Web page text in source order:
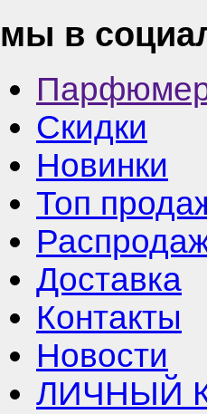
мы в
Скидки
Новинки
Топ
Доставка
Контакты
Новости
ЛИЧНЫЙ